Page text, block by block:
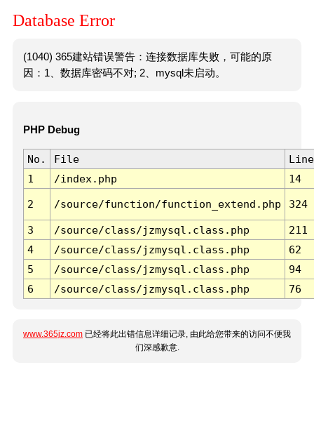
Database Error
(1040) 365建站错误警告：连接数据库失败，可能的原
因：1、数据库密码不对; 2、mysql未启动。
PHP Debug
No. File
Line
1
/index.php 14
2 /source/function/function_extend.php 324
3 /source/class/jzmysql.class.php
211
4
/source/class/jzmysql.class.php
62
5
/source/class/jzmysql.class.php
94
6
/source/class/jzmysql.class.php 76
www.365jz.com 已经将此出错信息详细记录, 由此给您带来的访问不便我
们深感歉意.